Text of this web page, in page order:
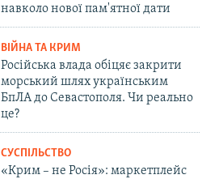
навколо нової пам'ятної дати
ВІЙНА ТА КРИМ
Російська влада обіцяє закрити
морський шлях українським
БпЛА до Севастополя. Чи реально
це?
СУСПІЛЬСТВО
«Крим – не Росія»: маркетплейс